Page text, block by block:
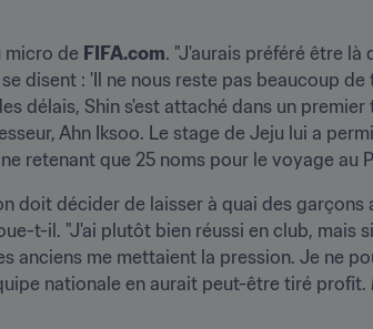
micro de FIFA.com. "J'aurais préféré être là
disent : 'Il ne nous reste pas beaucoup
délais, Shin s'est attaché dans un
Ahn Iksoo. Le stage de Jeju lui a
retenant que 25 noms pour le voyage au
doit décider de laisser à quai des garçons
t-il. "J'ai plutôt bien réussi en club, mais
anciens me mettaient la pression. Je ne
nationale en aurait peut-être tiré profit.